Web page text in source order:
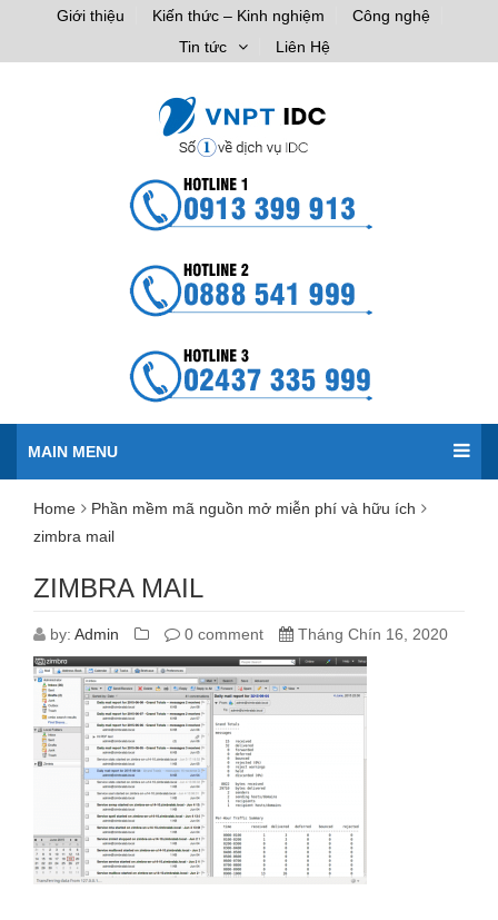
Giới thiệu Kiến thức – Kinh nghiệm
Công nghệ
Tin tức
Liên Hệ
MAIN MENU
Home
Phần mềm mã nguồn mở miễn phí và hữu ích
zimbra mail
ZIMBRA MAIL
by: Admin 0 comment Tháng Chín 16, 2020